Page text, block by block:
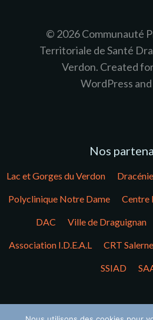
© 2026 Communauté
Territoriale de Santé
Verdon. Created
WordPress and
Nos
Lac et Gorges du Verdon
Polyclinique Notre Dame Centre
DAC Ville de Draguignan
Association I.D.E.A.L CRT
SSIAD
Nos soutiens